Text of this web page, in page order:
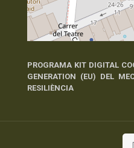
PROGRAMA KIT DIGITAL
GENERATION (EU) DEL
RESILIÈNCIA